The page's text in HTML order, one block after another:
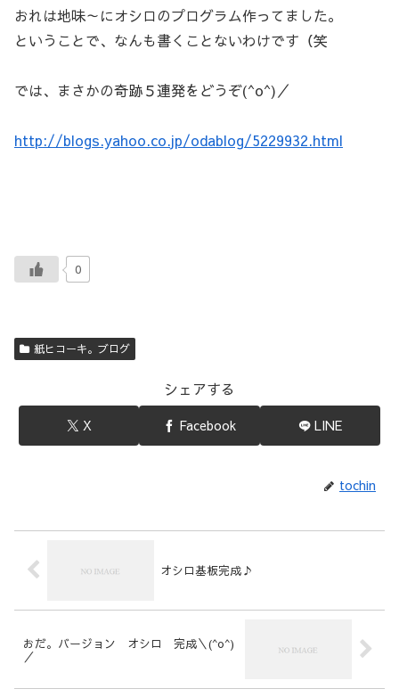
おれは地味～にオシロのプログラム作ってました。
ということで、なんも書くことないわけです（笑
では、まさかの奇跡５連発をどうぞ(^o^)／
http://blogs.yahoo.co.jp/odablog/5229932.html
0
紙ヒコーキ。ブログ
シェアする
X Facebook LINE
tochin
オシロ基板完成♪
おだ。バージョン オシロ 完成＼(^o^)
／